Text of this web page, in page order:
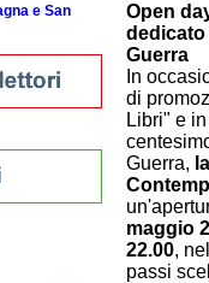
Open
dedicato
Guerra
In
di
Libri" e
Guerra,
maggio
22.00,
passi
e San